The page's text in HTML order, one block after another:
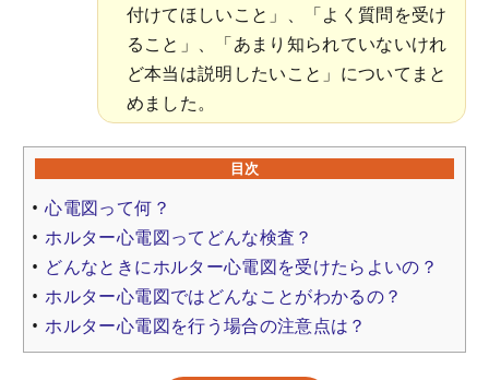
付けてほしいこと」、「よく質問を受け
ること」、「あまり知られていないけれ
ど本当は説明したいこと」についてまと
めました。
目次
心電図って何？
ホルター心電図ってどんな検査？
どんなときにホルター心電図を受けたらよいの？
ホルター心電図ではどんなことがわかるの？
ホルター心電図を行う場合の注意点は？